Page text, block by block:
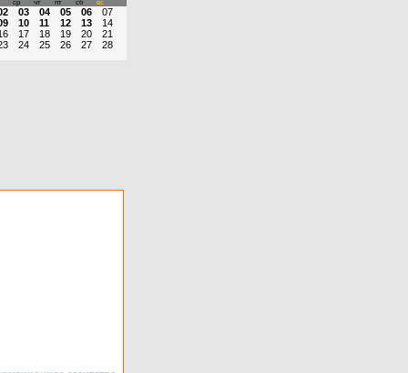
ср чт пт сб вс
03 04 05 06
07
10 11 12 13
14
17 18 19 20
21
24 25 26 27 28